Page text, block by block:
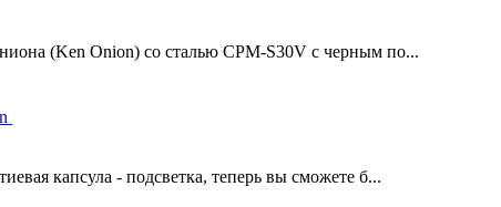
(Ken Onion) со сталью CPM-S30V с черным по...
капсула - подсветка, теперь вы сможете б...